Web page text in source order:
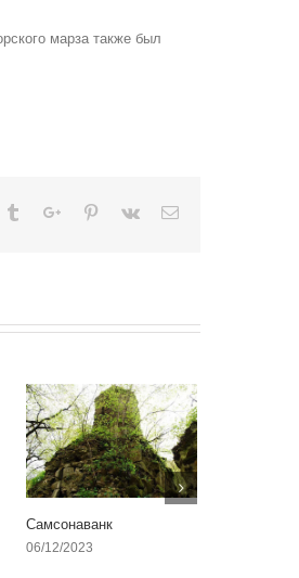
марза также был
TumblrGoogle+Pinterest
Vk Email
Самсонаванк
06/12/2023